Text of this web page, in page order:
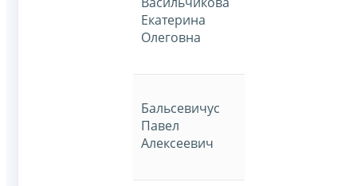
Екатерина
Олеговна
Бальсевичус
Павел
Алексеевич